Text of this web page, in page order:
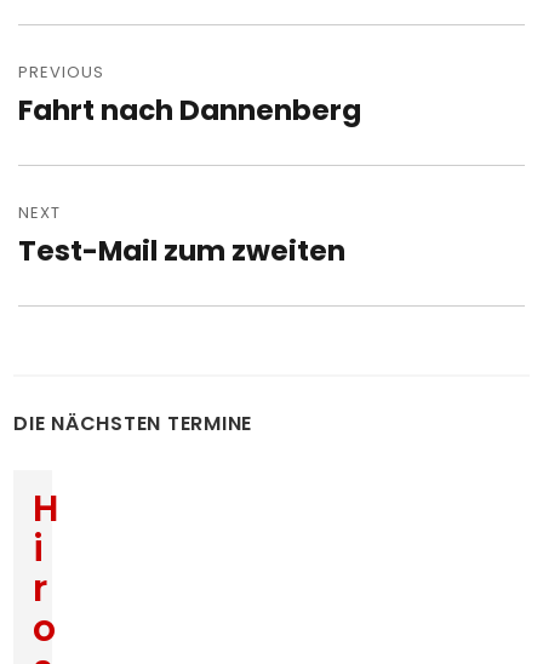
navigation
PREVIOUS
Previous
Fahrt nach Dannenberg
NEXT
Next
Test-Mail zum zweiten
DIE NÄCHSTEN TERMINE
H
i
r
o